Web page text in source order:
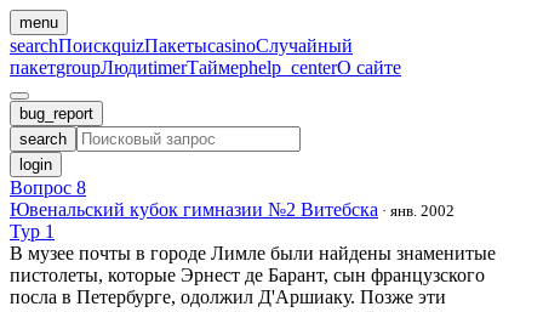
menu
searchПоискquizПакетыcasinoСлучайный
пакетgroupЛюдиtimerТаймерhelp_centerО сайте
bug_report
search
login
Вопрос 8
Ювенальский кубок гимназии №2 Витебска · янв. 2002
Тур 1
В музее почты в городе Лимле были найдены знаменитые
пистолеты, которые Эрнест де Барант, сын французского
посла в Петербурге, одолжил Д'Аршиаку. Позже эти